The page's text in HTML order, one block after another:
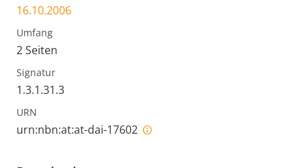
16.10.2006
Umfang
2 Seiten
Signatur
1.3.1.31.3
URN
urn:nbn:at:at-dai-17602